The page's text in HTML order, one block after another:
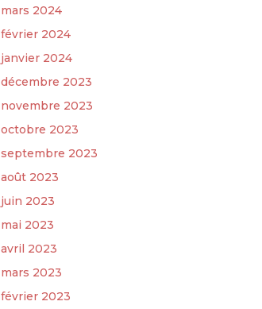
mars 2024
février 2024
janvier 2024
décembre 2023
novembre 2023
octobre 2023
septembre 2023
août 2023
juin 2023
mai 2023
avril 2023
mars 2023
février 2023